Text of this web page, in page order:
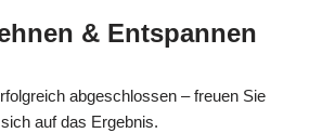
& Entspannen
abgeschlossen – freuen Sie
sich auf das Ergebnis.